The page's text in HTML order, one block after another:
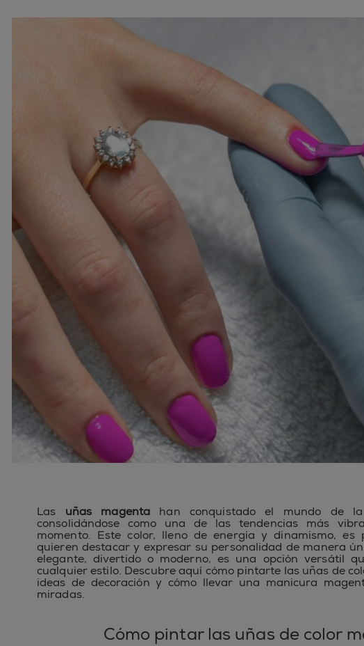
Las uñas magenta han conquistado el mundo de
consolidándose como una de las tendencias más
momento. Este color, lleno de energía y dinamismo, es
quieren destacar y expresar su personalidad de manera
elegante, divertido o moderno, es una opción versátil
cualquier estilo. Descubre aquí cómo pintarte las uñas de
ideas de decoración y cómo llevar una manicura
miradas.
Cómo pintar las uñas de color